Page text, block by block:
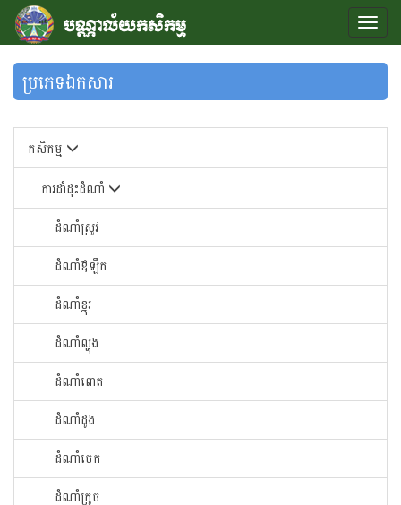
ប្រភេទឯកសារ
កសិកម្ម
ការដាំដុះដំណាំ
ដំណាំស្រូវ
ដំណាំឪឡឹក
ដំណាំខ្នុរ
ដំណាំ​ល្ហុង​
ដំណាំ​ពោត​
ដំណាំ​ដូង​
ដំណាំ​ចេក​
ដំណាំក្រូច​